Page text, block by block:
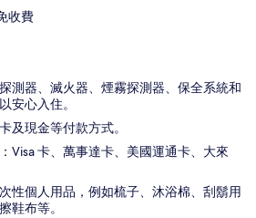
收費
測器、滅火器、煙霧探測器、保全系統和
安心入住。
及現金等付款方式。
Visa 卡、萬事達卡、美國運通卡、大來
性個人用品，例如梳子、沐浴棉、刮鬍用
鞋布等。